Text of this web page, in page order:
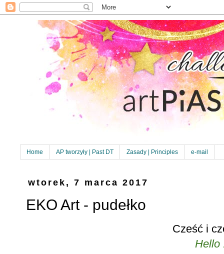
Home AP tworzyły | Past DT Zasady | Principles e-mail
wtorek, 7 marca 2017
EKO Art - pudełko
Cześć i
Hello